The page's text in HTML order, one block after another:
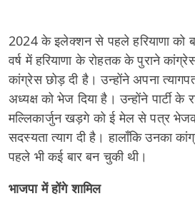
2024 के इलेक्शन से पहले हरियाणा को
वर्ष में हरियाणा के रोहतक के पुराने
कांग्रेस छोड़ दी है। उन्होंने अपना
अध्यक्ष को भेज दिया है। उन्होंने पार्टी के
मल्लिकार्जुन खड़गे को ई मेल से पत्र
सदस्यता त्याग दी है। हालाँकि उनका
पहले भी कई बार बन चुकी थी।
भाजपा में होंगे शामिल